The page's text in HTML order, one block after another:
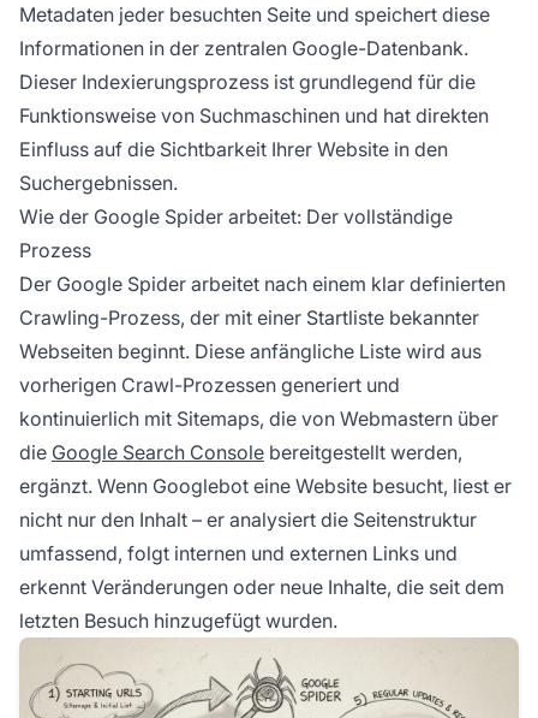
Metadaten jeder besuchten Seite und speichert diese
Informationen in der zentralen Google-Datenbank.
Dieser Indexierungsprozess ist grundlegend für die
Funktionsweise von Suchmaschinen und hat direkten
Einfluss auf die Sichtbarkeit Ihrer Website in den
Suchergebnissen.
Wie der Google Spider arbeitet: Der vollständige
Prozess
Der Google Spider arbeitet nach einem klar definierten
Crawling-Prozess, der mit einer Startliste bekannter
Webseiten beginnt. Diese anfängliche Liste wird aus
vorherigen Crawl-Prozessen generiert und
kontinuierlich mit Sitemaps, die von Webmastern über
die Google Search Console bereitgestellt werden,
ergänzt. Wenn Googlebot eine Website besucht, liest er
nicht nur den Inhalt – er analysiert die Seitenstruktur
umfassend, folgt internen und externen Links und
erkennt Veränderungen oder neue Inhalte, die seit dem
letzten Besuch hinzugefügt wurden.